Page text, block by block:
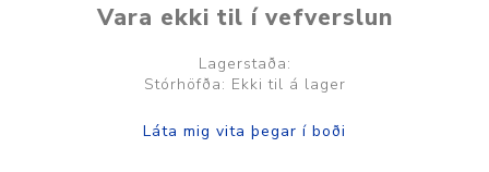
Vara ekki til í vefverslun
Lagerstaða:
Stórhöfða: Ekki til á lager